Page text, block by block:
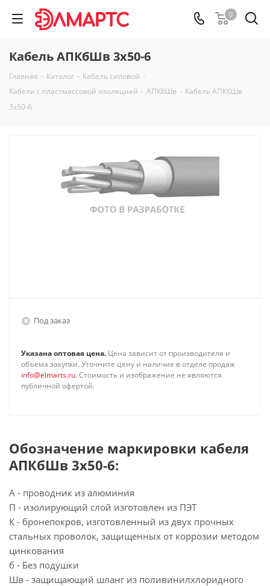
0
Кабель АПКбШв 3х50-6
Главная - Каталог - Кабель силовой -
Кабели с пластмассовой изоляцией - АПКбШв - Кабель АПКбШв
3х50-6
Под заказ
Указана оптовая цена. Цена зависит от производителя и
объема закупки. Уточните цену и наличие в отделе продаж
info@elmarts.ru. Стоимость и изображение не являются
публичной офертой.
Обозначение маркировки кабеля
АПКбШв 3х50-6:
А - проводник из алюминия
П - изолирующий слой изготовлен из ПЭТ
К - бронепокров, изготовленный из двух прочных
стальных проволок, защищенных от коррозии методом
цинкования
б - Без подушки
Шв - защищающий шланг из поливинилхлоридного